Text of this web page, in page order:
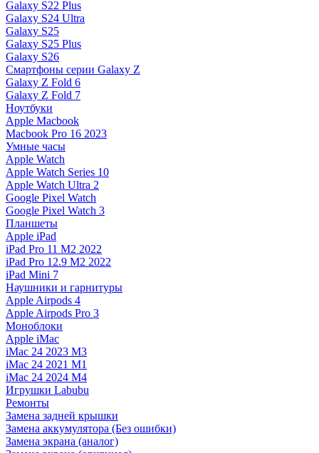
Galaxy S22 Plus
Galaxy S24 Ultra
Galaxy S25
Galaxy S25 Plus
Galaxy S26
Смартфоны серии Galaxy Z
Galaxy Z Fold 6
Galaxy Z Fold 7
Ноутбуки
Apple Macbook
Macbook Pro 16 2023
Умные часы
Apple Watch
Apple Watch Series 10
Apple Watch Ultra 2
Google Pixel Watch
Google Pixel Watch 3
Планшеты
Apple iPad
iPad Pro 11 M2 2022
iPad Pro 12.9 M2 2022
iPad Mini 7
Наушники и гарнитуры
Apple Airpods 4
Apple Airpods Pro 3
Моноблоки
Apple iMac
iMac 24 2023 M3
iMac 24 2021 M1
iMac 24 2024 M4
Игрушки Labubu
Ремонты
Замена задней крышки
Замена аккумулятора (Без ошибки)
Замена экрана (аналог)